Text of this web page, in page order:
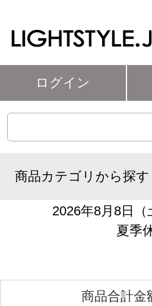
ログイン
商品カテゴリから探す
2026年8月8日
夏季
商品合計金